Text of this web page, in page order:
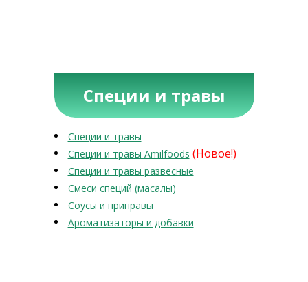
Специи и травы
Специи и травы
Специи и травы Amilfoods (Новое!)
Специи и травы развесные
Смеси специй (масалы)
Соусы и приправы
Ароматизаторы и добавки